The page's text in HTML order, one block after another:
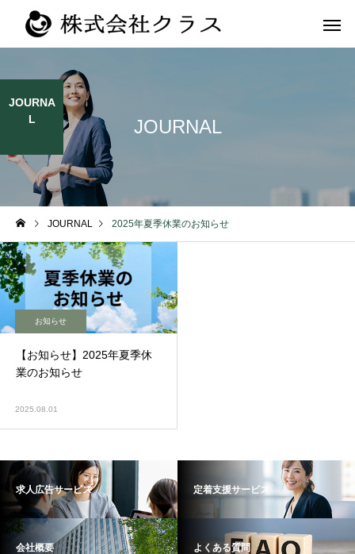
新卒
JOURNAL
JOURNA
L
JOURNAL 2025年夏季休業のお知らせ
お知らせ
【お知らせ】2025年夏季休
業のお知らせ
2025.08.01
求人広告サービス 定着支援サービス
会社概要 よくある質問